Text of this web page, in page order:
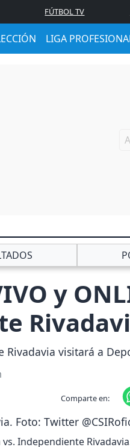
FÚTBOL TV
LIGA
y
Rivadavia visitará a
Comparte en:
vs. Independiente